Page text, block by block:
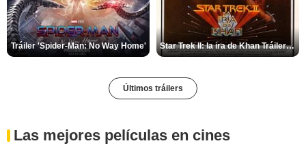
Tráiler 'Spider-Man: No Way Home' Star Trek II: la ira de Khan Tráiler VO
Últimos tráilers
Las mejores películas en cines